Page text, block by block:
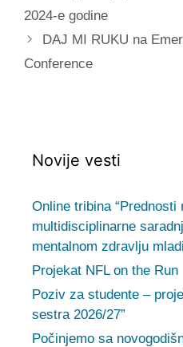
2024-e godine
DAJ MI RUKU na
Conference
Novije vesti
Online tribina “Prednosti
multidisciplinarne
mentalnom zdravlju
Projekat NFL on the Run
Poziv za studente –
sestra 2026/27”
Počinjemo sa